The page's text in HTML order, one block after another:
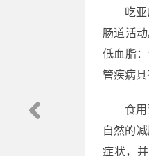
吃
肠道活
低血脂
管疾病具
食
自然的
症状，